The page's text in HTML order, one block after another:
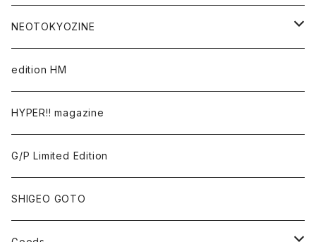
Takaaki Akashi
Kenta Cobayashi
Tomoo Gokita
Yutaka Hashimura
Mayumi Hosokura
NEOTOKYOZINE
BROKEN MIRRORS
TOKYO FRONTLINE PHOTO AWARD
edition HM
HYPER!! magazine
G/P Limited Edition
SHIGEO GOTO